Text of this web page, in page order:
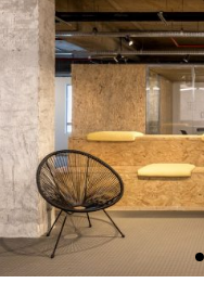
trazendo a sensação
Na chegada, o
diferenciação entre
Tudo está integrado.
estar, coração do
pensados para o
parede relembra a
marca.
As salas de reunião